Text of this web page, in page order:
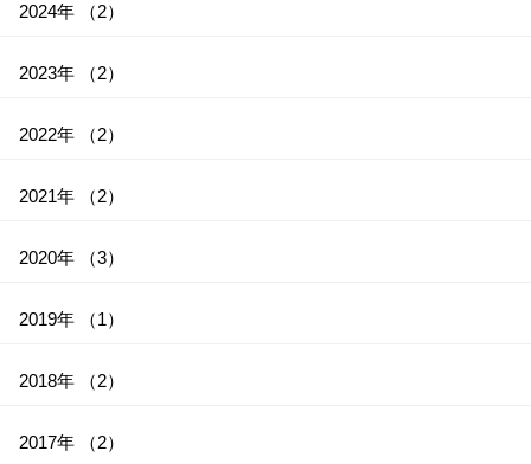
2024年 （2）
2023年 （2）
2022年 （2）
2021年 （2）
2020年 （3）
2019年 （1）
2018年 （2）
2017年 （2）